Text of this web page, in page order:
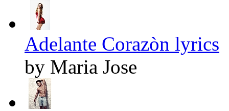
Adelante Corazòn lyrics
by Maria Jose